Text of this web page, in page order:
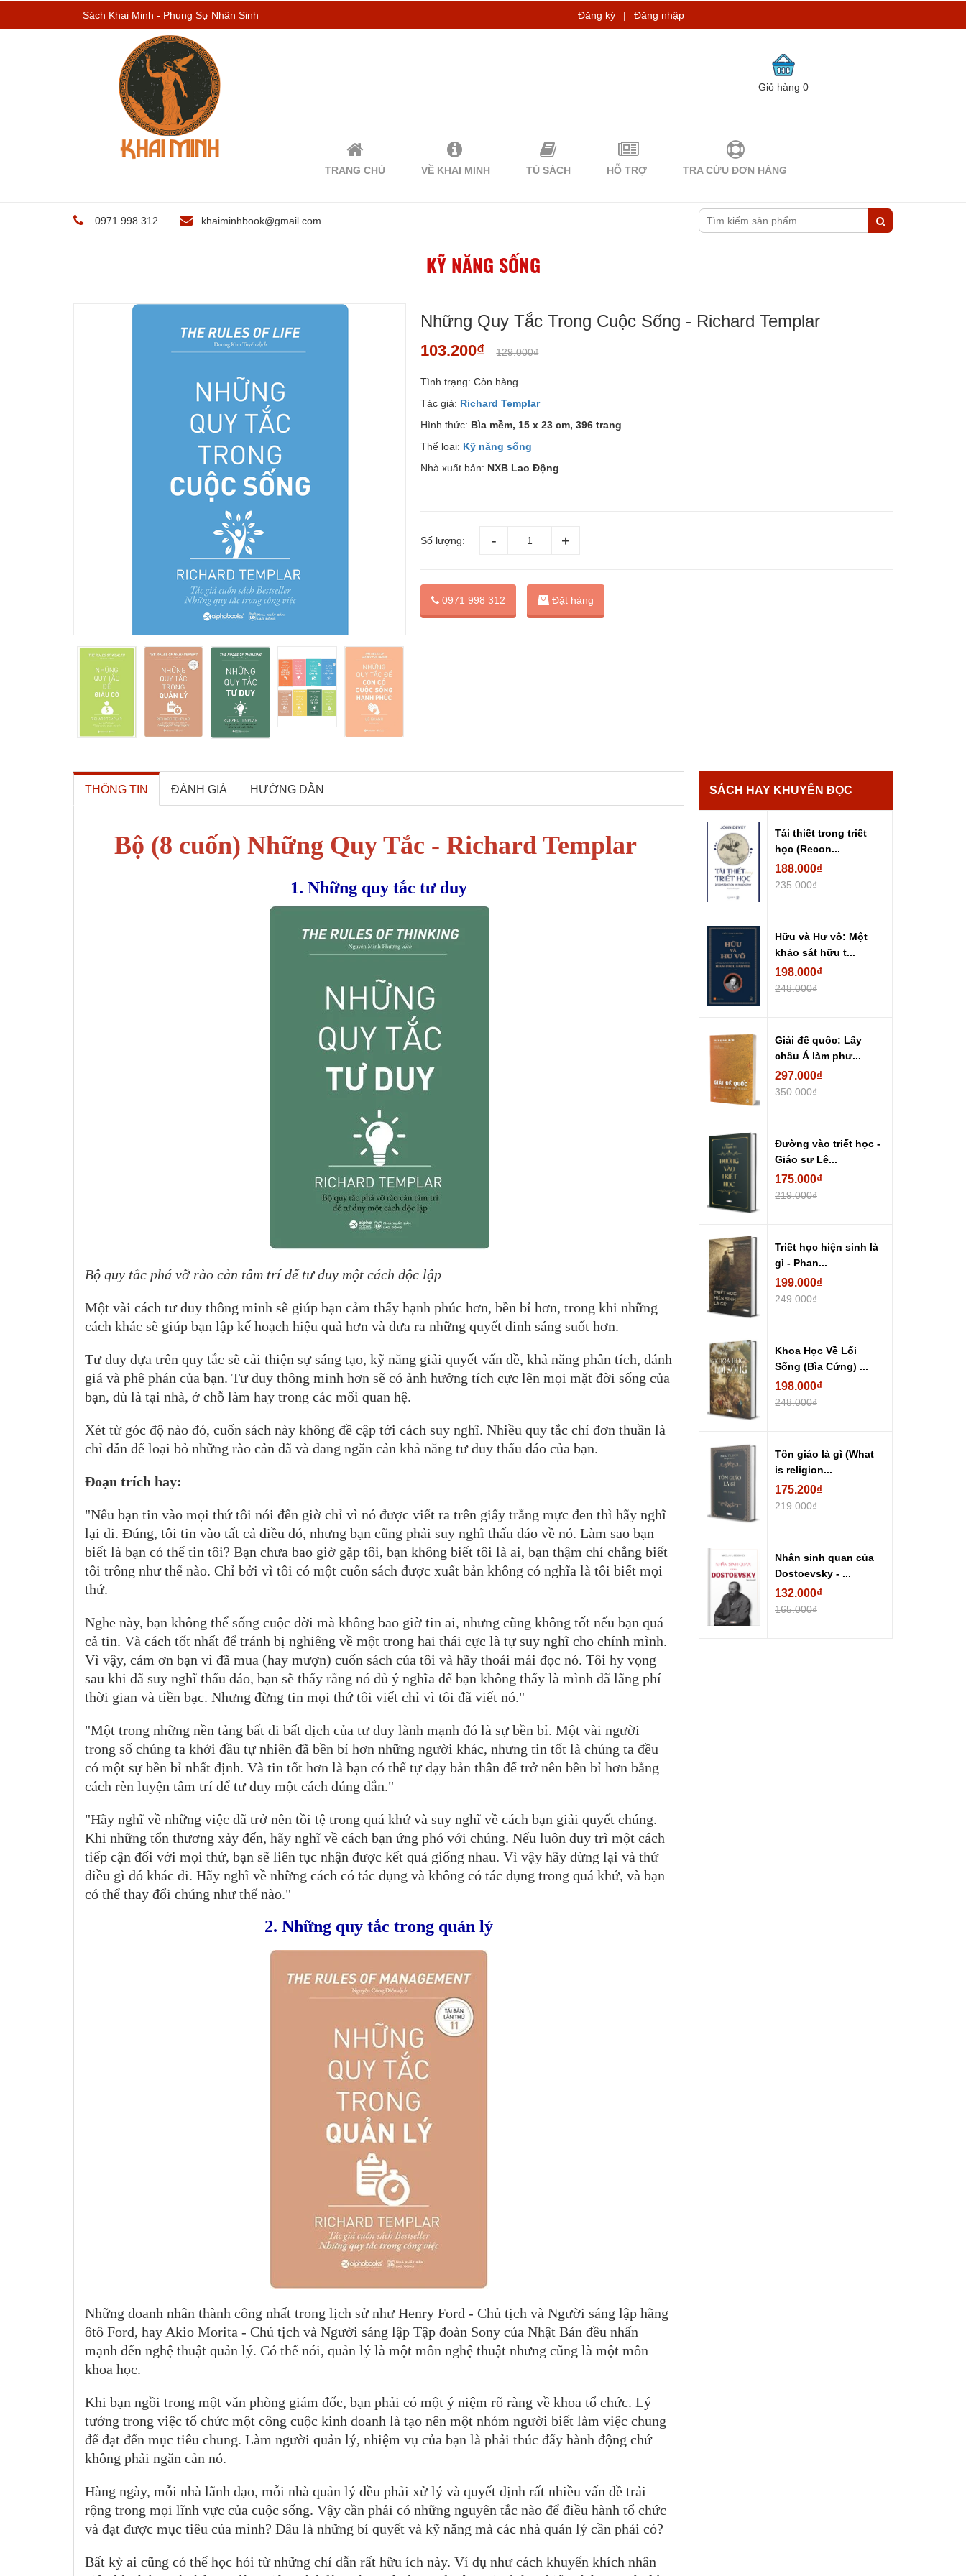
Sách Khai Minh - Phụng Sự Nhân Sinh Đăng ký | Đăng nhập
Giỏ hàng0
TRANG CHỦ VỀ KHAI MINH TỦ SÁCH HỖ TRỢ TRA CỨU ĐƠN HÀNG
0971 998 312 khaiminhbook@gmail.com
KỸ NĂNG SỐNG
Những Quy Tắc Trong Cuộc Sống - Richard Templar
103.200₫ 129.000₫
Tình trạng: Còn hàng
Tác giả: Richard Templar
Hình thức: Bìa mềm, 15 x 23 cm, 396 trang
Thể loại: Kỹ năng sống
Nhà xuất bản: NXB Lao Động
Số lượng:
0971 998 312 Đặt hàng
THÔNG TIN ĐÁNH GIÁ HƯỚNG DẪN
Bộ (8 cuốn) Những Quy Tắc - Richard Templar
1. Những quy tắc tư duy
Bộ quy tắc phá vỡ rào cản tâm trí để tư duy một cách độc lập
Một vài cách tư duy thông minh sẽ giúp bạn cảm thấy hạnh phúc hơn, bền bỉ hơn, trong khi những
cách khác sẽ giúp bạn lập kế hoạch hiệu quả hơn và đưa ra những quyết đinh sáng suốt hơn.
Tư duy dựa trên quy tắc sẽ cải thiện sự sáng tạo, kỹ năng giải quyết vấn đề, khả năng phân tích, đánh
giá và phê phán của bạn. Tư duy thông minh hơn sẽ có ảnh hưởng tích cực lên mọi mặt đời sống của
bạn, dù là tại nhà, ở chỗ làm hay trong các mối quan hệ.
Xét từ góc độ nào đó, cuốn sách này không đề cập tới cách suy nghĩ. Nhiều quy tắc chỉ đơn thuần là
chỉ dẫn để loại bỏ những rào cản đã và đang ngăn cản khả năng tư duy thấu đáo của bạn.
Đoạn trích hay:
"Nếu bạn tin vào mọi thứ tôi nói đến giờ chỉ vì nó được viết ra trên giấy trắng mực đen thì hãy nghĩ
lại đi. Đúng, tôi tin vào tất cả điều đó, nhưng bạn cũng phải suy nghĩ thấu đáo về nó. Làm sao bạn
biết là bạn có thể tin tôi? Bạn chưa bao giờ gặp tôi, bạn không biết tôi là ai, bạn thậm chí chẳng biết
tôi trông như thế nào. Chỉ bởi vì tôi có một cuốn sách được xuất bản không có nghĩa là tôi biết mọi
thứ.
Nghe này, bạn không thể sống cuộc đời mà không bao giờ tin ai, nhưng cũng không tốt nếu bạn quá
cả tin. Và cách tốt nhất để tránh bị nghiêng về một trong hai thái cực là tự suy nghĩ cho chính mình.
Vì vậy, cảm ơn bạn vì đã mua (hay mượn) cuốn sách của tôi và hãy thoải mái đọc nó. Tôi hy vọng
sau khi đã suy nghĩ thấu đáo, bạn sẽ thấy rằng nó đủ ý nghĩa để bạn không thấy là mình đã lãng phí
thời gian và tiền bạc. Nhưng đừng tin mọi thứ tôi viết chỉ vì tôi đã viết nó."
"Một trong những nền tảng bất di bất dịch của tư duy lành mạnh đó là sự bền bỉ. Một vài người
trong số chúng ta khởi đầu tự nhiên đã bền bỉ hơn những người khác, nhưng tin tốt là chúng ta đều
có một sự bền bỉ nhất định. Và tin tốt hơn là bạn có thể tự dạy bản thân để trở nên bền bỉ hơn bằng
cách rèn luyện tâm trí để tư duy một cách đúng đắn."
"Hãy nghĩ về những việc đã trở nên tồi tệ trong quá khứ và suy nghĩ về cách bạn giải quyết chúng.
Khi những tổn thương xảy đến, hãy nghĩ về cách bạn ứng phó với chúng. Nếu luôn duy trì một cách
tiếp cận đối với mọi thứ, bạn sẽ liên tục nhận được kết quả giống nhau. Vì vậy hãy dừng lại và thử
điều gì đó khác đi. Hãy nghĩ về những cách có tác dụng và không có tác dụng trong quá khứ, và bạn
có thể thay đổi chúng như thế nào."
2. Những quy tắc trong quản lý
Những doanh nhân thành công nhất trong lịch sử như Henry Ford - Chủ tịch và Người sáng lập hãng
ôtô Ford, hay Akio Morita - Chủ tịch và Người sáng lập Tập đoàn Sony của Nhật Bản đều nhấn
mạnh đến nghệ thuật quản lý. Có thể nói, quản lý là một môn nghệ thuật nhưng cũng là một môn
khoa học.
Khi bạn ngồi trong một văn phòng giám đốc, bạn phải có một ý niệm rõ ràng về khoa tổ chức. Lý
tưởng trong việc tổ chức một công cuộc kinh doanh là tạo nên một nhóm người biết làm việc chung
để đạt đến mục tiêu chung. Làm người quản lý, nhiệm vụ của bạn là phải thúc đẩy hành động chứ
không phải ngăn cản nó.
Hàng ngày, mỗi nhà lãnh đạo, mỗi nhà quản lý đều phải xử lý và quyết định rất nhiều vấn đề trải
rộng trong mọi lĩnh vực của cuộc sống. Vậy cần phải có những nguyên tắc nào để điều hành tổ chức
và đạt được mục tiêu của mình? Đâu là những bí quyết và kỹ năng mà các nhà quản lý cần phải có?
Bất kỳ ai cũng có thể học hỏi từ những chỉ dẫn rất hữu ích này. Ví dụ như cách khuyến khích nhân
SÁCH HAY KHUYẾN ĐỌC
Tái thiết trong triết
học (Recon...
188.000₫
235.000₫
Hữu và Hư vô: Một
khảo sát hữu t...
198.000₫
248.000₫
Giải đế quốc: Lấy
châu Á làm phư...
297.000₫
350.000₫
Đường vào triết học -
Giáo sư Lê...
175.000₫
219.000₫
Triết học hiện sinh là
gì - Phan...
199.000₫
249.000₫
Khoa Học Về Lối
Sống (Bìa Cứng) ...
198.000₫
248.000₫
Tôn giáo là gì (What
is religion...
175.200₫
219.000₫
Nhân sinh quan của
Dostoevsky - ...
132.000₫
165.000₫